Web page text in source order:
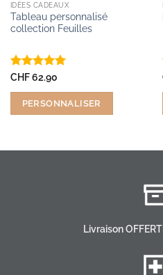
IDÉES CADEAUX
Tableau personnalisé
collection Feuilles
Note5sur
CHF62.90
PERSONNALISER
Livraison